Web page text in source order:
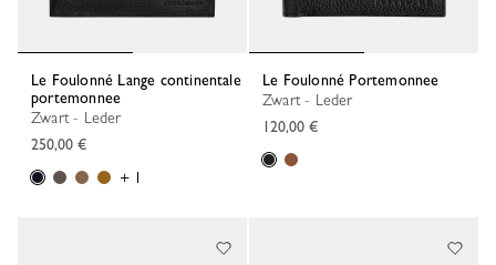
Le Foulonné Lange continentale
portemonnee
Zwart - Leder
250,00 €
+ 1
Le Foulonné Portemonnee
Zwart - Leder
120,00 €